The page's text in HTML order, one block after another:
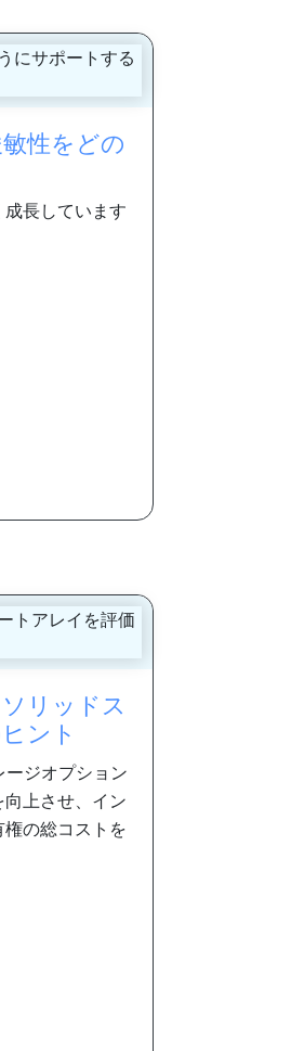
性をどの
長しています
リッドス
ント
ジオプション
上させ、イン
の総コストを